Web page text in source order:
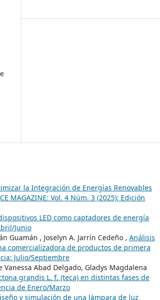
la Integración de Energías Renovables
MAGAZINE: Vol. 4 Núm. 3 (2025): Edición
LED como captadores de energía
Junio
Guamán , Joselyn A. Jarrín Cedeño , Análisis
comercializadora de productos de primera
Julio/Septiembre
Abad Delgado, Gladys Magdalena
grandis L. f. (teca) en distintas fases de
de Enero/Marzo
y simulación de una lámpara de luz